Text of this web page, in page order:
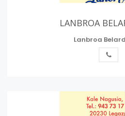
LANBROA
Lanbroa